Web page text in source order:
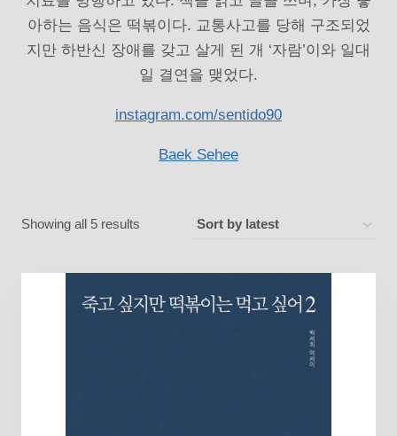
아하는 음식은 떡볶이다. 교통사고를 당해 구조되었
지만 하반신 장애를 갖고 살게 된 개 ‘자람’이와 일대
일 결연을 맺었다.
instagram.com/sentido90
Baek Sehee
Showing all 5 results
latest